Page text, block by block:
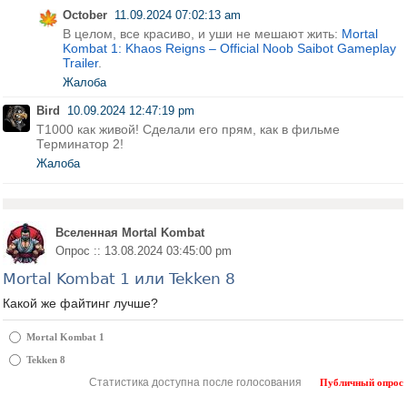
October 11.09.2024 07:02:13 am
В целом, все красиво, и уши не мешают жить: Mortal
Kombat 1: Khaos Reigns – Official Noob Saibot Gameplay
Trailer.
Жалоба
Bird 10.09.2024 12:47:19 pm
T1000 как живой! Сделали его прям, как в фильме
Терминатор 2!
Жалоба
Вселенная Mortal Kombat
Опрос :: 13.08.2024 03:45:00 pm
Mortal Kombat 1 или Tekken 8
Какой же файтинг лучше?
Mortal Kombat 1
Tekken 8
Статистика доступна после голосования Публичный опрос